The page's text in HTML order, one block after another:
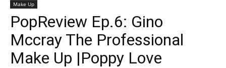
Make Up
PopReview Ep.6: Gino
Mccray The Professional
Make Up |Poppy Love